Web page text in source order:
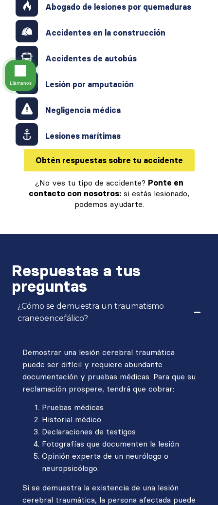
Abogado de lesiones por quemaduras
Accidentes en la construcción
Accidentes de autobús
Lesión por amputación
Negligencia médica
Lesiones marítimas
Obtén respuestas sobre tu accidente
¿No ves tu tipo de accidente? Ponte en
contacto con nosotros: si estás lesionado,
podemos ayudarte.
Respuestas a tus
preguntas
¿Cómo se demuestra un traumatismo
craneoencefálico?
Demostrar una lesión cerebral traumática
puede ser difícil y requiere abundante
documentación y pruebas médicas. Para que su
reclamación prospere, tendrá que cobrar:
Pruebas médicas
Historial médico
Declaraciones de testigos
Fotografías que documenten la lesión
Opinión experta de un neurólogo o
neuropsicólogo.
Si se demuestra la existencia de una lesión
cerebral traumática, la persona afectada puede
Llámanos